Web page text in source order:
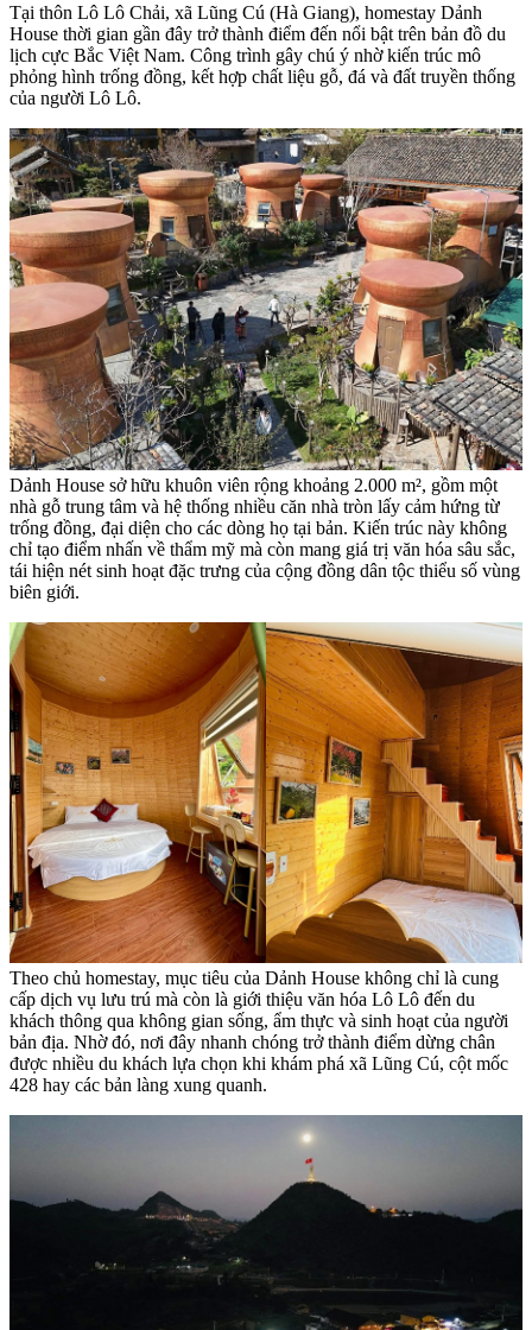
Tại thôn Lô Lô Chải, xã Lũng Cú (Hà Giang), homestay Dảnh
House thời gian gần đây trở thành điểm đến nổi bật trên bản đồ du
lịch cực Bắc Việt Nam. Công trình gây chú ý nhờ kiến trúc mô
phỏng hình trống đồng, kết hợp chất liệu gỗ, đá và đất truyền thống
của người Lô Lô.
Dảnh House sở hữu khuôn viên rộng khoảng 2.000 m², gồm một
nhà gỗ trung tâm và hệ thống nhiều căn nhà tròn lấy cảm hứng từ
trống đồng, đại diện cho các dòng họ tại bản. Kiến trúc này không
chỉ tạo điểm nhấn về thẩm mỹ mà còn mang giá trị văn hóa sâu sắc,
tái hiện nét sinh hoạt đặc trưng của cộng đồng dân tộc thiểu số vùng
biên giới.
Theo chủ homestay, mục tiêu của Dảnh House không chỉ là cung
cấp dịch vụ lưu trú mà còn là giới thiệu văn hóa Lô Lô đến du
khách thông qua không gian sống, ẩm thực và sinh hoạt của người
bản địa. Nhờ đó, nơi đây nhanh chóng trở thành điểm dừng chân
được nhiều du khách lựa chọn khi khám phá xã Lũng Cú, cột mốc
428 hay các bản làng xung quanh.